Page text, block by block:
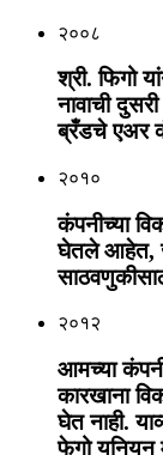
२००८
श्री. फिगो
नावाची
ब्रँडचे एअर
२०१०
कंपनीच्या
घेतले आहेत,
२०१२
आमच्या
कारखाना
घेत नाही.
फेगो युनियन